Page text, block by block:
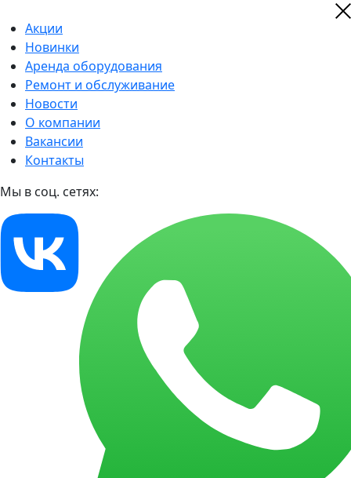
Акции
Новинки
Аренда оборудования
Ремонт и обслуживание
Новости
О компании
Вакансии
Контакты
Мы в соц. сетях: